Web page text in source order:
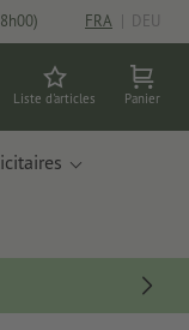
FRA | DEU
Liste d'articles Panier